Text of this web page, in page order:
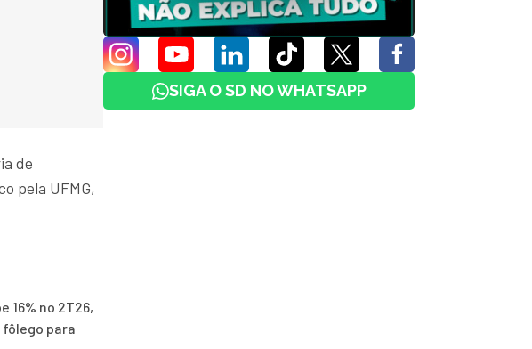
de
pela UFMG,
16% no 2T26,
fôlego para
SIGA O SD NO WHATSAPP